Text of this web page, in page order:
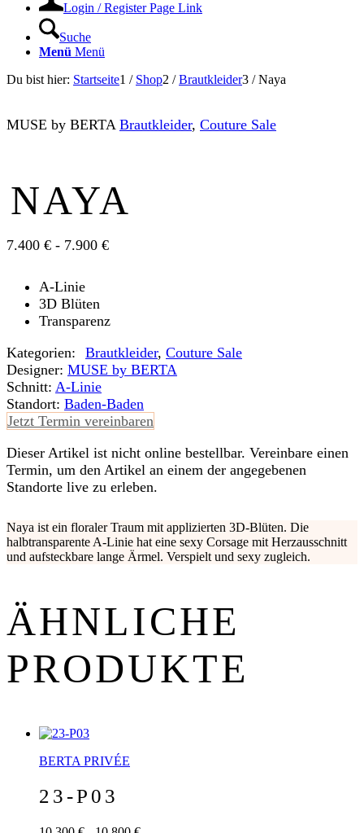
Login / Register Page Link
Suche
Menü Menü
Du bist hier: Startseite1 / Shop2 / Braut­kleider3 / Naya
MUSE by BERTA Braut­kleider, Couture Sale
NAYA
7.400 € - 7.900 €
A-Linie
3D Blüten
Transparenz
Kategorien:
Braut­kleider, Couture Sale
Designer: MUSE by BERTA
Schnitt: A-Linie
Standort: Baden-Baden
Jetzt Termin vereinbaren
Dieser Artikel ist nicht online bestellbar. Vereinbare einen
Termin, um den Artikel an einem der angegebenen
Standorte live zu erleben.
Naya ist ein floraler Traum mit applizierten 3D-Blüten. Die
halbtransparente A-Linie hat eine sexy Corsage mit Herzausschnitt
und aufsteckbare lange Ärmel. Verspielt und sexy zugleich.
ÄHNLICHE
PRODUKTE
BERTA PRIVÉE
23-P03